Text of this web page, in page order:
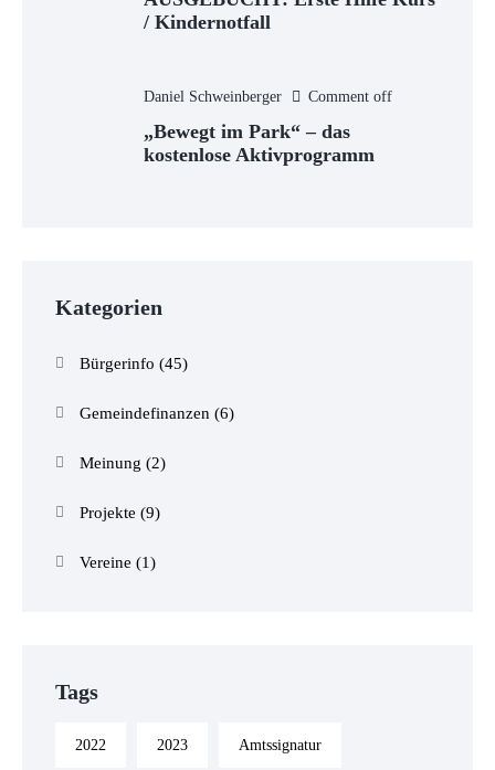
/ Kindernotfall
Daniel Schweinberger Comment off
„Bewegt im Park“ – das
kostenlose Aktivprogramm
Kategorien
Bürgerinfo (45)
Gemeindefinanzen (6)
Meinung (2)
Projekte (9)
Vereine (1)
Tags
2022 2023 Amtssignatur